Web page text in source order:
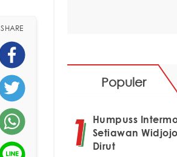
SHARE
Populer
Humpuss
Setiawan
Dirut